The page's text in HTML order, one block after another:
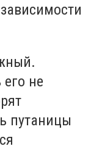
не
путаницы